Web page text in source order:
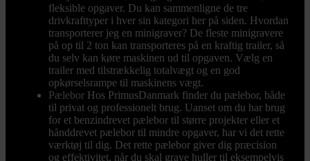
fleksible opgaver. Du kan sammenligne de tre
drivkrafttyper i hver sin kategori her på siden. Hvordan
transporterer jeg en minigraver? De fleste minigravere
på op til 2 ton kan transporteres på en kraftig trailer, så
du selv kan køre maskinen ud til opgaven. Vælg en
trailer med tilstrækkelig totalvægt og en god
opkørselsrampe til maskinens vægt.
Pælebor Hos PrimusDanmark finder du pælebor, både
til privat og professionelt brug. Uanset om du har brug
for et benzindrevet pælebor til større projekter eller et
hånddrevet pælebor til mindre opgaver, har vi det rette
værktøj til dig. Det rette pælebor giver dig præcision
og effektivitet, når du skal grave huller til eksempelvis